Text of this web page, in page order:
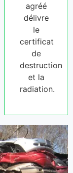
agréé
délivre
le
certificat
de
destruction
et la
radiation.